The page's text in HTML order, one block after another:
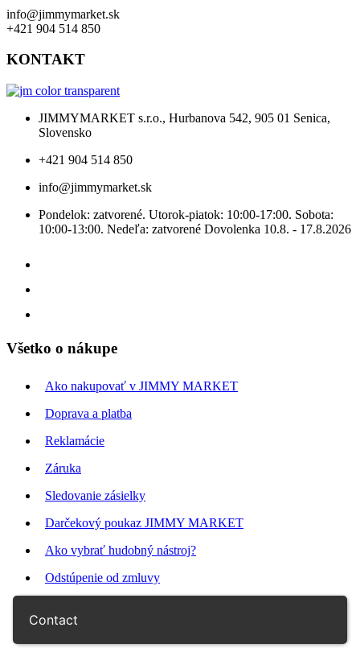
info@jimmymarket.sk
+421 904 514 850
KONTAKT
JIMMYMARKET s.r.o., Hurbanova 542, 905 01 Senica,
Slovensko
+421 904 514 850
info@jimmymarket.sk
Pondelok: zatvorené. Utorok-piatok: 10:00-17:00. Sobota:
10:00-13:00. Nedeľa: zatvorené Dovolenka 10.8. - 17.8.2026
Všetko o nákupe
Ako nakupovať v JIMMY MARKET
Doprava a platba
Reklamácie
Záruka
Sledovanie zásielky
Darčekový poukaz JIMMY MARKET
Ako vybrať hudobný nástroj?
Odstúpenie od zmluvy
Contact